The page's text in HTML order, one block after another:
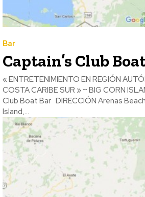
Bar
Captain’s Club
« ENTRETENIMIENTO EN REGIÓN
COSTA CARIBE SUR » ~ BIG CORN ISLAND ~
Club Boat Bar DIRECCIÓN Arenas Beach Hotel Big Corn
Island,...